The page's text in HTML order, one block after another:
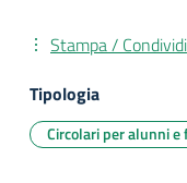
Stampa / Condividi
Tipologia
Circolari per alunni e